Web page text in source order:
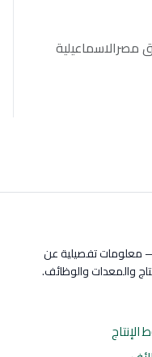
طريق مصرالاسماعيلية
معلومات تفصيلية عن
والمعدات والوظائف.